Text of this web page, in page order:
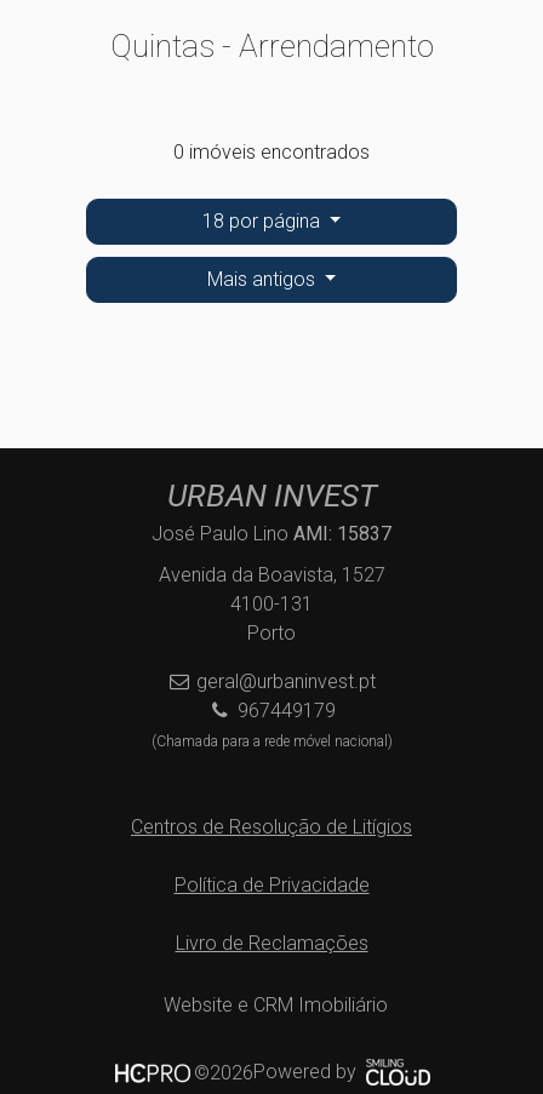
Quintas - Arrendamento
0 imóveis encontrados
18 por página
Mais antigos
URBAN INVEST
José Paulo Lino AMI: 15837
Avenida da Boavista, 1527
4100-131
Porto
geral@urbaninvest.pt
967449179
(Chamada para a rede móvel nacional)
Centros de Resolução de Litígios
Política de Privacidade
Livro de Reclamações
Website e CRM Imobiliário
©2026Powered by